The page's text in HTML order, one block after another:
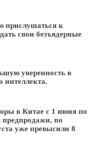
прислушаться к
свои безъядерные
уверенность в
интеллекта.
в Китае с 1 июня по
предпродажи, по
уже превысили 8